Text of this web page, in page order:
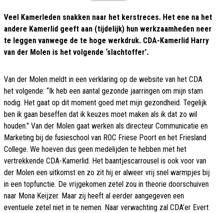
Veel Kamerleden snakken naar het kerstreces. Het ene na het
andere Kamerlid geeft aan (tijdelijk) hun werkzaamheden neer
te leggen vanwege de te hoge werkdruk. CDA-Kamerlid Harry
van der Molen is het volgende ‘slachtoffer’.
Van der Molen meldt in een verklaring op de website van het CDA
het volgende: “Ik heb een aantal gezonde jaarringen om mijn stam
nodig. Het gaat op dit moment goed met mijn gezondheid. Tegelijk
ben ik gaan beseffen dat ik keuzes moet maken als ik dat zo wil
houden.” Van der Molen gaat werken als directeur Communicatie en
Marketing bij de fusieschool van ROC Friese Poort en het Friesland
College. We hoeven dus geen medelijden te hebben met het
vertrekkende CDA-Kamerlid. Het baantjescarrousel is ook voor van
der Molen een uitkomst en zo zit hij er alweer vrij snel warmpjes bij
in een topfunctie. De vrijgekomen zetel zou in theorie doorschuiven
naar Mona Keijzer. Maar zij heeft al eerder aangegeven een
eventuele zetel niet in te nemen. Naar verwachting zal CDA’er Evert